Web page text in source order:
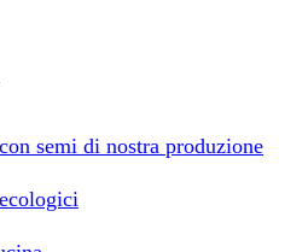
semi di nostra produzione